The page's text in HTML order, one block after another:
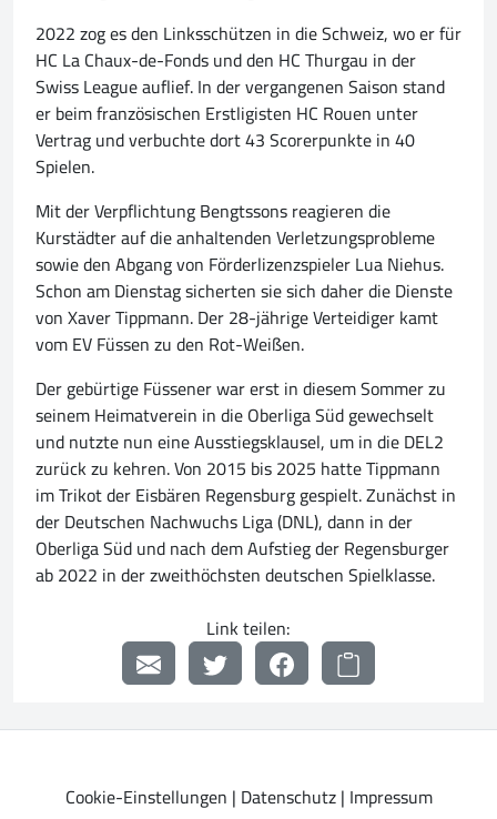
2022 zog es den Linksschützen in die Schweiz, wo er für
HC La Chaux-de-Fonds und den HC Thurgau in der
Swiss League auflief. In der vergangenen Saison stand
er beim französischen Erstligisten HC Rouen unter
Vertrag und verbuchte dort 43 Scorerpunkte in 40
Spielen.
Mit der Verpflichtung Bengtssons reagieren die
Kurstädter auf die anhaltenden Verletzungsprobleme
sowie den Abgang von Förderlizenzspieler Lua Niehus.
Schon am Dienstag sicherten sie sich daher die Dienste
von Xaver Tippmann. Der 28-jährige Verteidiger kamt
vom EV Füssen zu den Rot-Weißen.
Der gebürtige Füssener war erst in diesem Sommer zu
seinem Heimatverein in die Oberliga Süd gewechselt
und nutzte nun eine Ausstiegsklausel, um in die DEL2
zurück zu kehren. Von 2015 bis 2025 hatte Tippmann
im Trikot der Eisbären Regensburg gespielt. Zunächst in
der Deutschen Nachwuchs Liga (DNL), dann in der
Oberliga Süd und nach dem Aufstieg der Regensburger
ab 2022 in der zweithöchsten deutschen Spielklasse.
Link teilen:
Cookie-Einstellungen | Datenschutz| Impressum